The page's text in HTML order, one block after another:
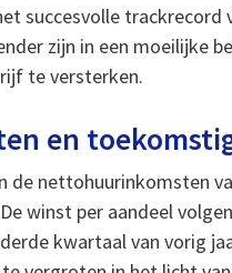
succesvolle
zijn in een moeilijke
te versterken.
en
de nettohuurinkomsten
winst per aandeel
kwartaal van vorig